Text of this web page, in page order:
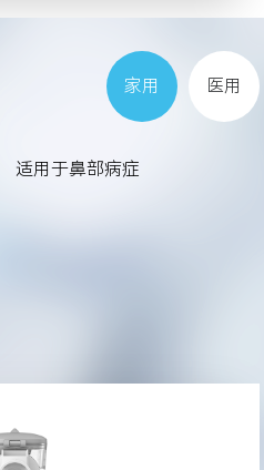
家用 医用
适用于鼻部病症